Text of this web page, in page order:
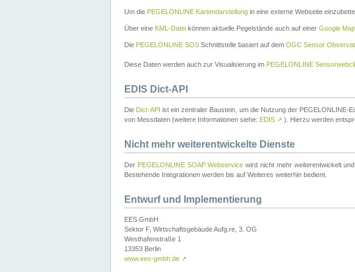
Um die PEGELONLINE Kartendarstellung in eine externe Webseite
Über eine KML-Datei können aktuelle Pegelstände auch auf einer Google
Die PEGELONLINE SOS Schnittstelle basiert auf dem OGC Sensor
Diese Daten werden auch zur Visualisierung im PEGELONLINE
EDIS Dict-API
Die Dict-API ist ein zentraler Baustein, um die Nutzung der PEGELONLINE-
von Messdaten (weitere Informationen siehe: EDIS ↗ ). Hierzu werden
Nicht mehr weiterentwickelte Dienste
Der PEGELONLINE SOAP Webservice wird nicht mehr weiterentwickelt
Bestehende Integrationen werden bis auf Weiteres weiterhin bedient.
Entwurf und Implementierung
EES GmbH
Sektor F, Wirtschaftsgebäude Aufg.re, 3. OG
Westhafenstraße 1
13353 Berlin
www.ees-gmbh.de ↗